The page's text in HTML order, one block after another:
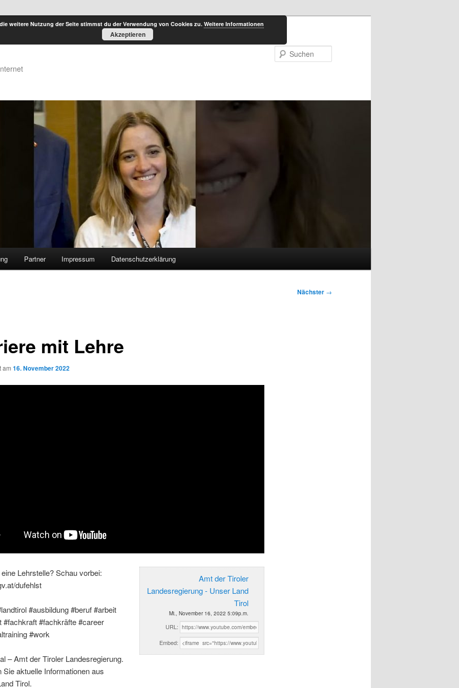
Partner Impressum Datenschutzerklärung
Nächster →
mit Lehre
am 16. November 2022
Amt der Tiroler
Landesregierung - Unser Land
Tirol
Mi., November 16, 2022 5:09p.m.
URL:
Embed:
Lehrstelle? Schau vorbei:
dufehlst
#ausbildung #beruf #arbeit
#fachkraft #fachkräfte #career
#work
– Amt der Tiroler Landesregierung.
Sie aktuelle Informationen aus
Tirol.
weitere Nutzung der Seite stimmst du der Verwendung von Cookies zu. Weitere Informationen
Akzeptieren